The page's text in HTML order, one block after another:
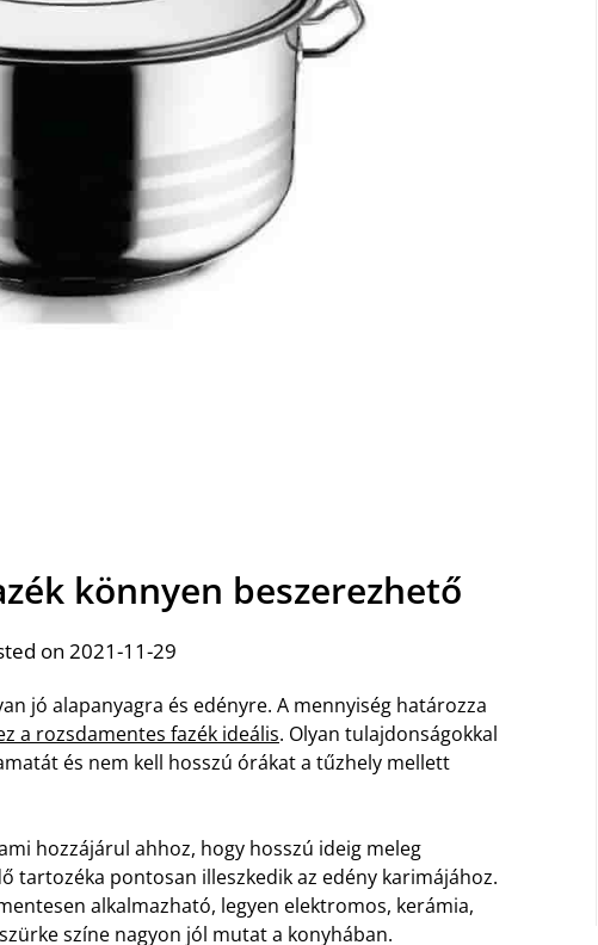
könnyen beszerezhető
on 2021-11-29
jó alapanyagra és edényre. A mennyiség határozza
a rozsdamentes fazék ideális. Olyan tulajdonságokkal
és nem kell hosszú órákat a tűzhely mellett
hozzájárul ahhoz, hogy hosszú ideig meleg
tartozéka pontosan illeszkedik az edény karimájához.
alkalmazható, legyen elektromos, kerámia,
színe nagyon jól mutat a konyhában.